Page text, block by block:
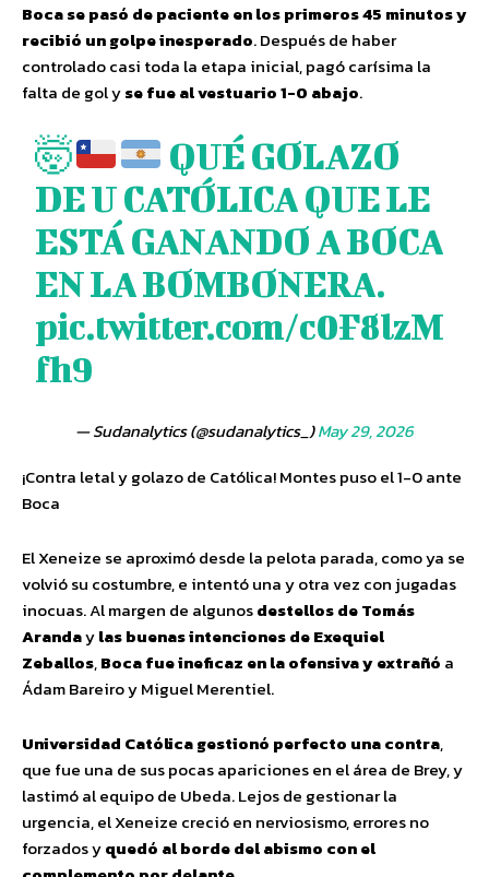
Boca se pasó de paciente en los primeros 45 minutos y
recibió un golpe inesperado. Después de haber
controlado casi toda la etapa inicial, pagó carísima la
falta de gol yse fue al vestuario 1-0 abajo.
🤯
QUÉ GOLAZO
DE U CATÓLICA QUE LE
ESTÁ GANANDO A BOCA
EN LA BOMBONERA.
pic.twitter.com/c0F8lzM
fh9
— Sudanalytics (@sudanalytics_)May 29, 2026
¡Contra letal y golazo de Católica! Montes puso el 1-0 ante
Boca
El Xeneize se aproximó desde la pelota parada, como ya se
volvió su costumbre, e intentó una y otra vez con jugadas
inocuas. Al margen de algunosdestellos de Tomás
Arandaylas buenas intenciones de Exequiel
Zeballos,Boca fue ineficaz en la ofensiva y extrañó a
Ádam Bareiro y Miguel Merentiel.
Universidad Católica gestionó perfecto una contra,
que fue una de sus pocas apariciones en el área de Brey, y
lastimó al equipo de Ubeda. Lejos de gestionar la
urgencia, el Xeneize creció en nerviosismo, errores no
forzados yquedó al borde del abismo con el